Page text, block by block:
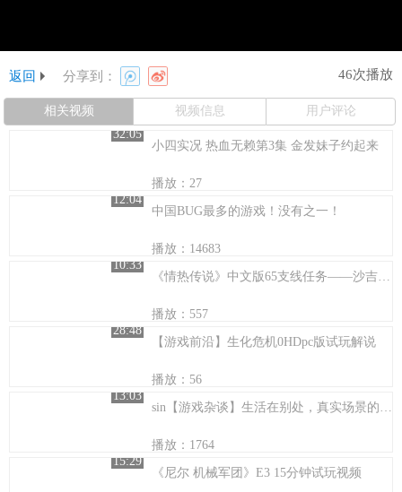
返回 分享到： 46次播放
相关视频 视频信息
用户评论
32:05
小四实况 热血无赖第3集 金发妹子约起来
播放：27
12:04
中国BUG最多的游戏！没有之一！
播放：14683
10:33
《情热传说》中文版65支线任务——沙吉的努力
播放：557
28:48
【游戏前沿】生化危机0HDpc版试玩解说
播放：56
13:03
sin【游戏杂谈】生活在别处，真实场景的游戏代入感
播放：1764
15:29
《尼尔 机械军团》E3 15分钟试玩视频